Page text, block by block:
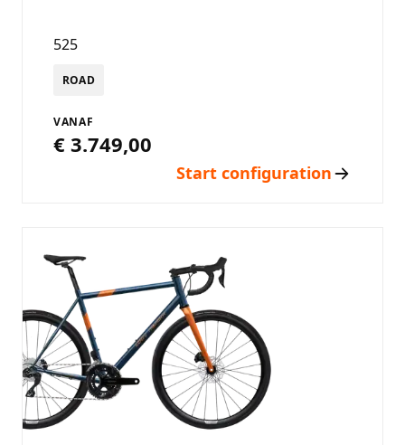
525
ROAD
VANAF
€ 3.749,00
Start configuration